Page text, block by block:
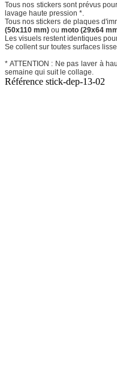
Tous nos stickers sont prévus
lavage haute pression *.
Tous nos stickers de plaques
(50x110 mm) ou moto (29x64
Les visuels restent identiques
Se collent sur toutes surfaces
* ATTENTION : Ne pas laver à
semaine qui suit le collage.
Référence stick-dep-13-02